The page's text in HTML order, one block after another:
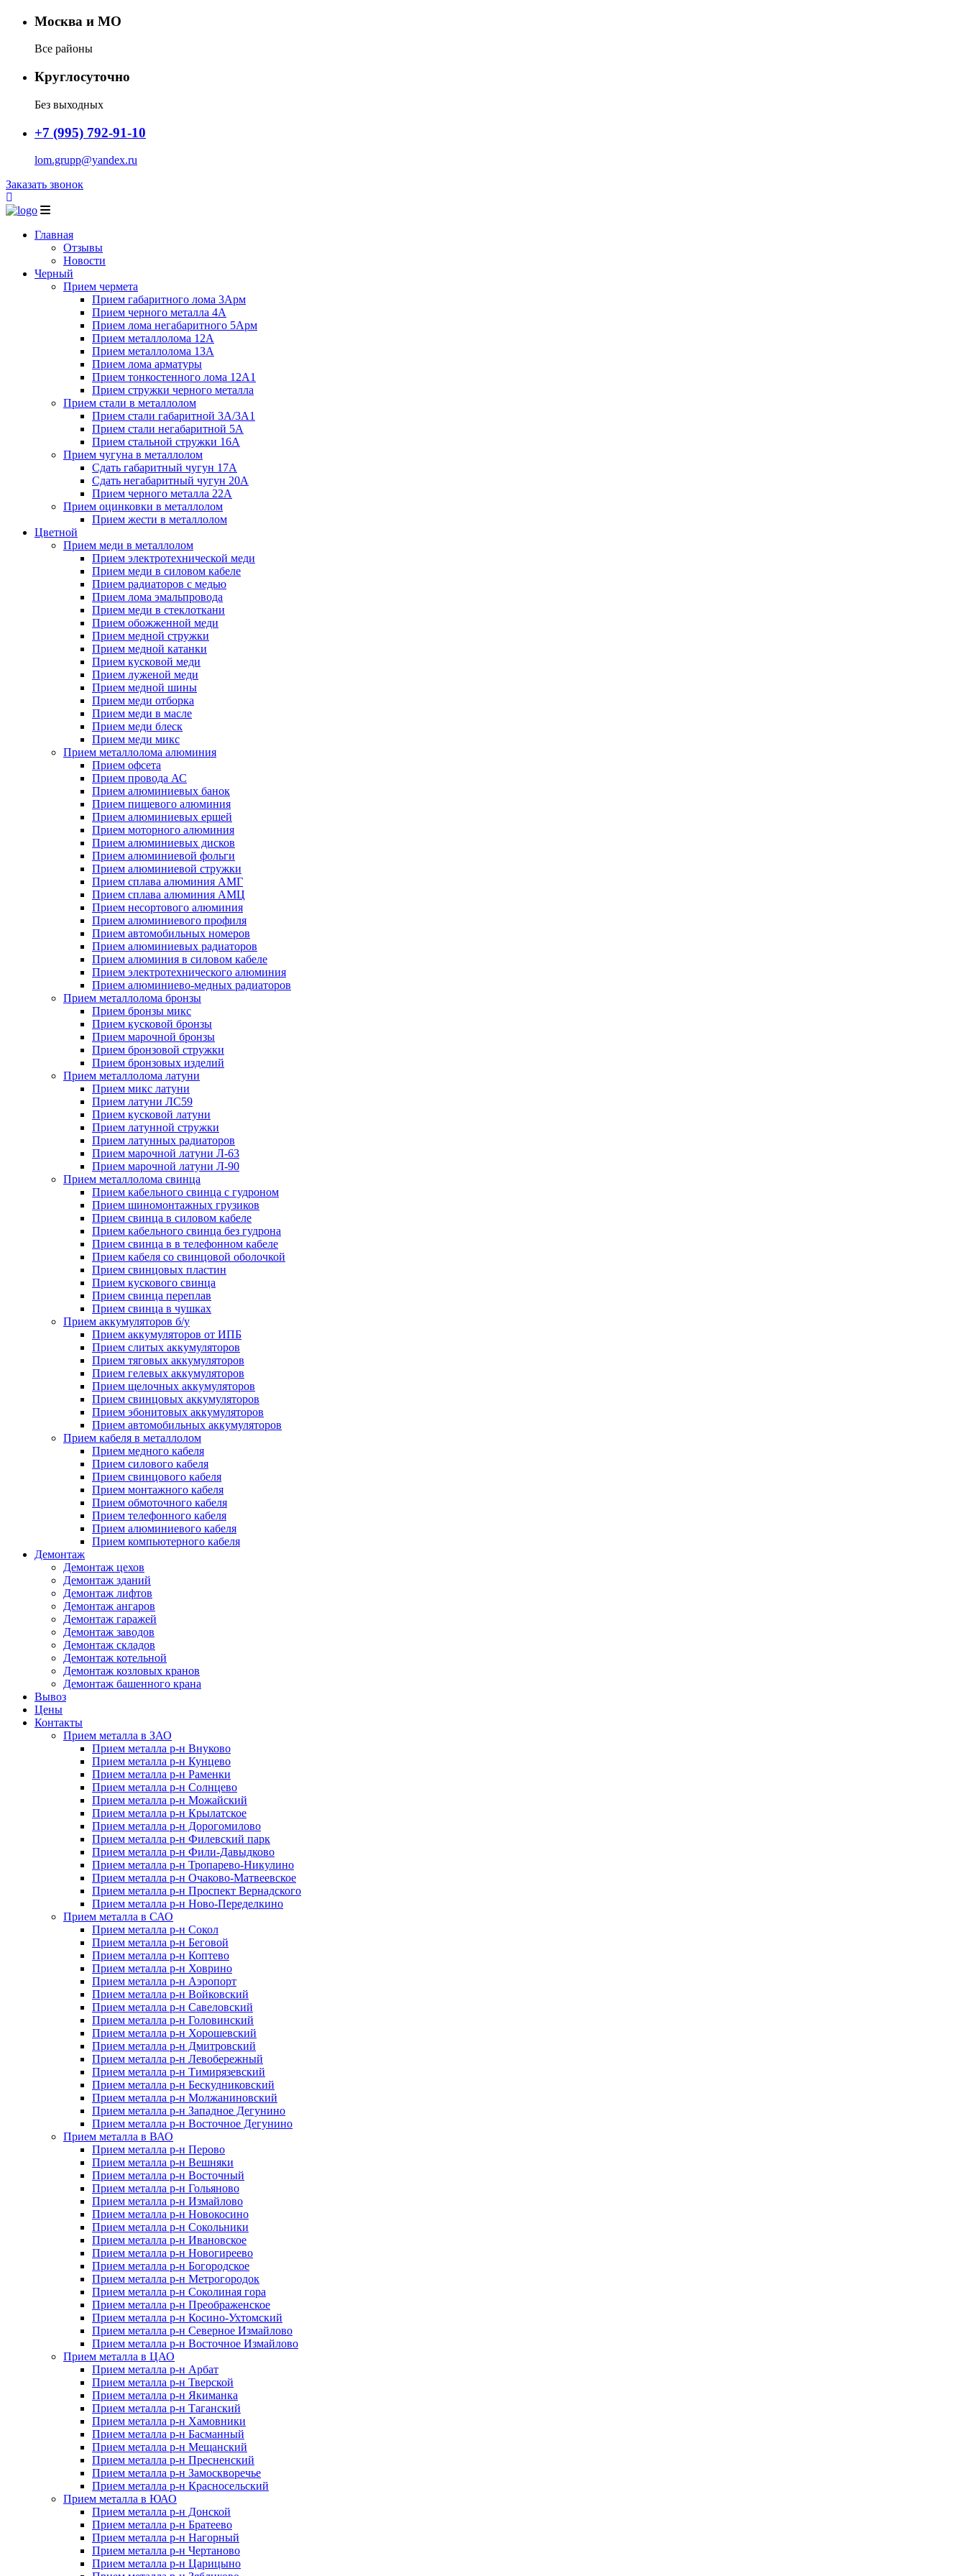
Москва и МО
Все районы
Круглосуточно
Без выходных
+7 (995) 792-91-10
lom.grupp@yandex.ru
Заказать звонок
Главная
Отзывы
Новости
Черный
Прием чермета
Прием габаритного лома 3Арм
Прием черного металла 4А
Прием лома негабаритного 5Арм
Прием металлолома 12А
Прием металлолома 13А
Прием лома арматуры
Прием тонкостенного лома 12А1
Прием стружки черного металла
Прием стали в металлолом
Прием стали габаритной 3А/3А1
Прием стали негабаритной 5А
Прием стальной стружки 16А
Прием чугуна в металлолом
Сдать габаритный чугун 17А
Сдать негабаритный чугун 20А
Прием черного металла 22А
Прием оцинковки в металлолом
Прием жести в металлолом
Цветной
Прием меди в металлолом
Прием электротехнической меди
Прием меди в силовом кабеле
Прием радиаторов с медью
Прием лома эмальпровода
Прием меди в стеклоткани
Прием обожженной меди
Прием медной стружки
Прием медной катанки
Прием кусковой меди
Прием луженой меди
Прием медной шины
Прием меди отборка
Прием меди в масле
Прием меди блеск
Прием меди микс
Прием металлолома алюминия
Прием офсета
Прием провода АС
Прием алюминиевых банок
Прием пищевого алюминия
Прием алюминиевых ершей
Прием моторного алюминия
Прием алюминиевых дисков
Прием алюминиевой фольги
Прием алюминиевой стружки
Прием сплава алюминия АМГ
Прием сплава алюминия АМЦ
Прием несортового алюминия
Прием алюминиевого профиля
Прием автомобильных номеров
Прием алюминиевых радиаторов
Прием алюминия в силовом кабеле
Прием электротехнического алюминия
Прием алюминиево-медных радиаторов
Прием металлолома бронзы
Прием бронзы микс
Прием кусковой бронзы
Прием марочной бронзы
Прием бронзовой стружки
Прием бронзовых изделий
Прием металлолома латуни
Прием микс латуни
Прием латуни ЛС59
Прием кусковой латуни
Прием латунной стружки
Прием латунных радиаторов
Прием марочной латуни Л-63
Прием марочной латуни Л-90
Прием металлолома свинца
Прием кабельного свинца с гудроном
Прием шиномонтажных грузиков
Прием свинца в силовом кабеле
Прием кабельного свинца без гудрона
Прием свинца в в телефонном кабеле
Прием кабеля со свинцовой оболочкой
Прием свинцовых пластин
Прием кускового свинца
Прием свинца переплав
Прием свинца в чушках
Прием аккумуляторов б/у
Прием аккумуляторов от ИПБ
Прием слитых аккумуляторов
Прием тяговых аккумуляторов
Прием гелевых аккумуляторов
Прием щелочных аккумуляторов
Прием свинцовых аккумуляторов
Прием эбонитовых аккумуляторов
Прием автомобильных аккумуляторов
Прием кабеля в металлолом
Прием медного кабеля
Прием силового кабеля
Прием свинцового кабеля
Прием монтажного кабеля
Прием обмоточного кабеля
Прием телефонного кабеля
Прием алюминиевого кабеля
Прием компьютерного кабеля
Демонтаж
Демонтаж цехов
Демонтаж зданий
Демонтаж лифтов
Демонтаж ангаров
Демонтаж гаражей
Демонтаж заводов
Демонтаж складов
Демонтаж котельной
Демонтаж козловых кранов
Демонтаж башенного крана
Вывоз
Цены
Контакты
Прием металла в ЗАО
Прием металла р-н Внуково
Прием металла р-н Кунцево
Прием металла р-н Раменки
Прием металла р-н Солнцево
Прием металла р-н Можайский
Прием металла р-н Крылатское
Прием металла р-н Дорогомилово
Прием металла р-н Филевский парк
Прием металла р-н Фили-Давыдково
Прием металла р-н Тропарево-Никулино
Прием металла р-н Очаково-Матвеевское
Прием металла р-н Проспект Вернадского
Прием металла р-н Ново-Переделкино
Прием металла в САО
Прием металла р-н Сокол
Прием металла р-н Беговой
Прием металла р-н Коптево
Прием металла р-н Ховрино
Прием металла р-н Аэропорт
Прием металла р-н Войковский
Прием металла р-н Савеловский
Прием металла р-н Головинский
Прием металла р-н Хорошевский
Прием металла р-н Дмитровский
Прием металла р-н Левобережный
Прием металла р-н Тимирязевский
Прием металла р-н Бескудниковский
Прием металла р-н Молжаниновский
Прием металла р-н Западное Дегунино
Прием металла р-н Восточное Дегунино
Прием металла в ВАО
Прием металла р-н Перово
Прием металла р-н Вешняки
Прием металла р-н Восточный
Прием металла р-н Гольяново
Прием металла р-н Измайлово
Прием металла р-н Новокосино
Прием металла р-н Сокольники
Прием металла р-н Ивановское
Прием металла р-н Новогиреево
Прием металла р-н Богородское
Прием металла р-н Метрогородок
Прием металла р-н Соколиная гора
Прием металла р-н Преображенское
Прием металла р-н Косино-Ухтомский
Прием металла р-н Северное Измайлово
Прием металла р-н Восточное Измайлово
Прием металла в ЦАО
Прием металла р-н Арбат
Прием металла р-н Тверской
Прием металла р-н Якиманка
Прием металла р-н Таганский
Прием металла р-н Хамовники
Прием металла р-н Басманный
Прием металла р-н Мещанский
Прием металла р-н Пресненский
Прием металла р-н Замоскворечье
Прием металла р-н Красносельский
Прием металла в ЮАО
Прием металла р-н Донской
Прием металла р-н Братеево
Прием металла р-н Нагорный
Прием металла р-н Чертаново
Прием металла р-н Царицыно